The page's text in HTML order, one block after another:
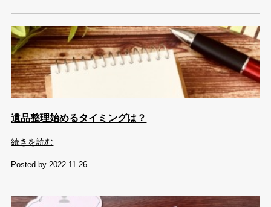
遺品整理始めるタイミングは？
続きを読む
Posted by 2022.11.26